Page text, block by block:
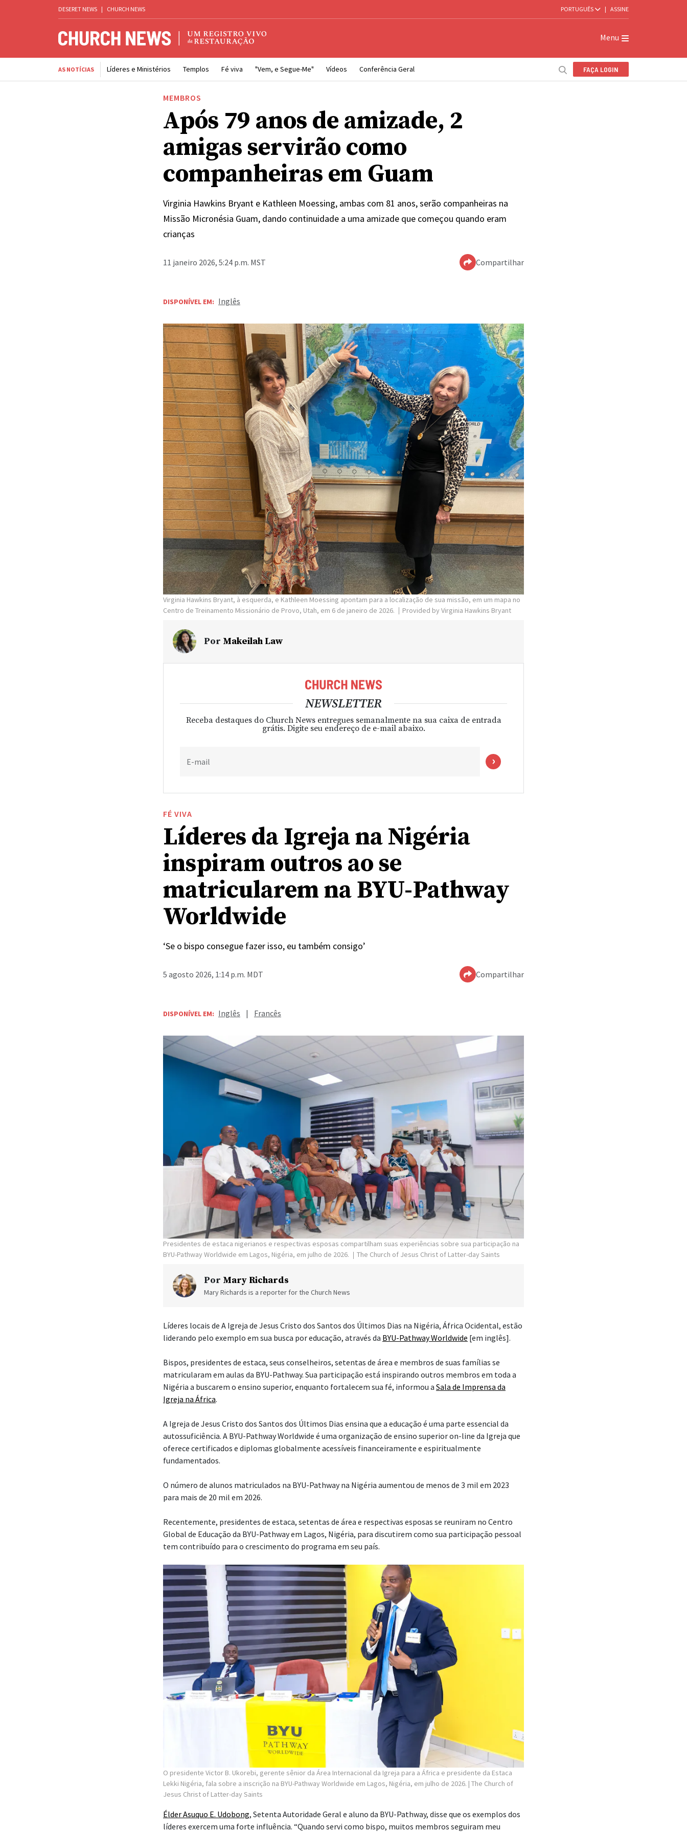
DESERET NEWS | CHURCH NEWS PORTUGUÊS | ASSINE
Menu
AS NOTÍCIAS Líderes e Ministérios Templos Fé viva "Vem, e Segue-Me" Vídeos Conferência Geral FAÇA LOGIN
MEMBROS
Após 79 anos de amizade, 2
amigas servirão como
companheiras em Guam
Virginia Hawkins Bryant e Kathleen Moessing, ambas com 81 anos, serão companheiras na
Missão Micronésia Guam, dando continuidade a uma amizade que começou quando eram
crianças
11 janeiro 2026, 5:24 p.m. MST Compartilhar
DISPONÍVEL EM: Inglês
Virginia Hawkins Bryant, à esquerda, e Kathleen Moessing apontam para a localização de sua missão, em um mapa no
Centro de Treinamento Missionário de Provo, Utah, em 6 de janeiro de 2026.
Provided by Virginia Hawkins Bryant
Por Makeilah Law
NEWSLETTER
Receba destaques do Church News entregues semanalmente na sua caixa de entrada
grátis. Digite seu endereço de e-mail abaixo.
E-mail
FÉ VIVA
Líderes da Igreja na Nigéria
inspiram outros ao se
matricularem na BYU-Pathway
Worldwide
‘Se o bispo consegue fazer isso, eu também consigo’
5 agosto 2026, 1:14 p.m. MDT Compartilhar
DISPONÍVEL EM: Inglês | Francês
Presidentes de estaca nigerianos e respectivas esposas compartilham suas experiências sobre sua participação na
BYU-Pathway Worldwide em Lagos, Nigéria, em julho de 2026.
The Church of Jesus Christ of Latter-day Saints
Por Mary Richards
Mary Richards is a reporter for the Church News
Líderes locais de A Igreja de Jesus Cristo dos Santos dos Últimos Dias na Nigéria, África Ocidental, estão
liderando pelo exemplo em sua busca por educação, através da BYU-Pathway Worldwide [em inglês].
Bispos, presidentes de estaca, seus conselheiros, setentas de área e membros de suas famílias se
matricularam em aulas da BYU-Pathway. Sua participação está inspirando outros membros em toda a
Nigéria a buscarem o ensino superior, enquanto fortalecem sua fé, informou a Sala de Imprensa da
Igreja na África.
A Igreja de Jesus Cristo dos Santos dos Últimos Dias ensina que a educação é uma parte essencial da
autossuficiência. A BYU-Pathway Worldwide é uma organização de ensino superior on-line da Igreja que
oferece certificados e diplomas globalmente acessíveis financeiramente e espiritualmente
fundamentados.
O número de alunos matriculados na BYU-Pathway na Nigéria aumentou de menos de 3 mil em 2023
para mais de 20 mil em 2026.
Recentemente, presidentes de estaca, setentas de área e respectivas esposas se reuniram no Centro
Global de Educação da BYU-Pathway em Lagos, Nigéria, para discutirem como sua participação pessoal
tem contribuído para o crescimento do programa em seu país.
O presidente Victor B. Ukorebi, gerente sênior da Área Internacional da Igreja para a África e presidente da Estaca
Lekki Nigéria, fala sobre a inscrição na BYU-Pathway Worldwide em Lagos, Nigéria, em julho de 2026. | The Church of
Jesus Christ of Latter-day Saints
Élder Asuquo E. Udobong, Setenta Autoridade Geral e aluno da BYU-Pathway, disse que os exemplos dos
líderes exercem uma forte influência. “Quando servi como bispo, muitos membros seguiram meu